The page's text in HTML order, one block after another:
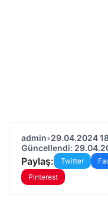
admin•29.04.2024
Güncellendi:
Paylaş: Twitter
Pinterest